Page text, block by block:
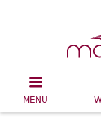
MENU